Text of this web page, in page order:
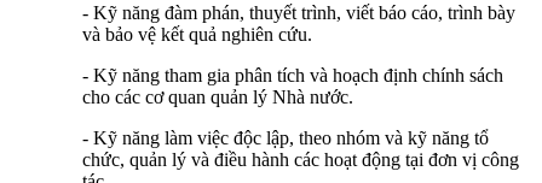
- Kỹ năng đàm phán, thuyết trình, viết báo cáo, trình bày
và bảo vệ kết quả nghiên cứu.
- Kỹ năng tham gia phân tích và hoạch định chính sách
cho các cơ quan quản lý Nhà nước.
- Kỹ năng làm việc độc lập, theo nhóm và kỹ năng tổ
chức, quản lý và điều hành các hoạt động tại đơn vị công